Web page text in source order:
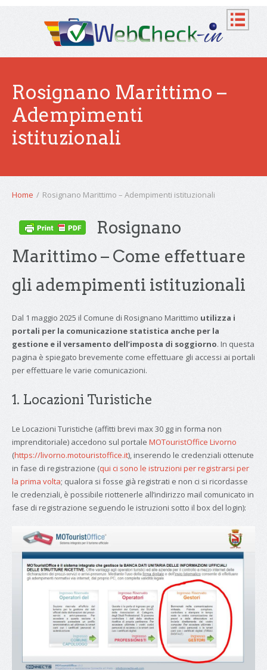
Rosignano Marittimo –
Adempimenti
istituzionali
Home / Rosignano Marittimo – Adempimenti istituzionali
Rosignano
Marittimo – Come effettuare
gli adempimenti istituzionali
Dal 1 maggio 2025 il Comune di Rosignano Marittimo utilizza i
portali per la comunicazione statistica anche per la
gestione e il versamento dell’imposta di soggiorno. In questa
pagina è spiegato brevemente come effettuare gli accessi ai portali
per effettuare le varie comunicazioni.
1. Locazioni Turistiche
Le Locazioni Turistiche (affitti brevi max 30 gg in forma non
imprenditoriale) accedono sul portale MOTouristOffice Livorno
(https://livorno.motouristoffice.it), inserendo le credenziali ottenute
in fase di registrazione (qui ci sono le istruzioni per registrarsi per
la prima volta; qualora si fosse già registrati e non ci si ricordasse
le credenziali, è possibile riottenerle all’indirizzo mail comunicato in
fase di registrazione seguendo le istruzioni sotto il box del login):